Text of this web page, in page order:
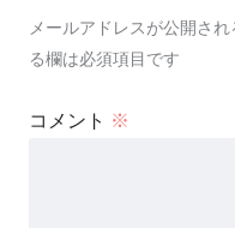
メールアドレスが公開され
る欄は必須項目です
コメント ※